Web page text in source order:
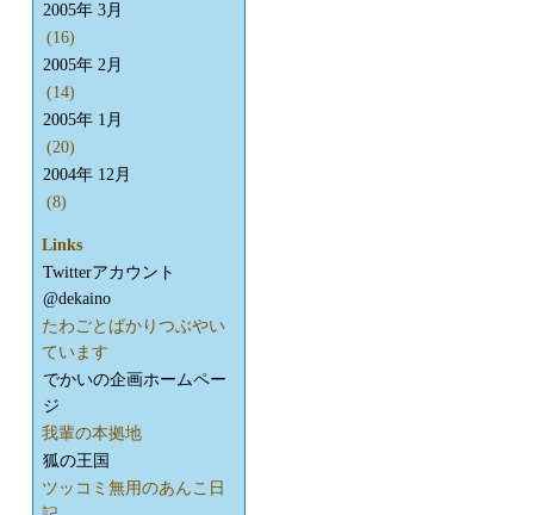
2005年 3月
(16)
2005年 2月
(14)
2005年 1月
(20)
2004年 12月
(8)
Links
Twitterアカウント
@dekaino
たわごとばかりつぶやい
ています
でかいの企画ホームペー
ジ
我輩の本拠地
狐の王国
ツッコミ無用のあんこ日